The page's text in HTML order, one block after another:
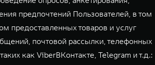
предпочтений Пользователей, в том
предоставленных товаров и услуг
почтовой рассылки, телефонных
как ViberВКонтакте, Telegram и т.д.: